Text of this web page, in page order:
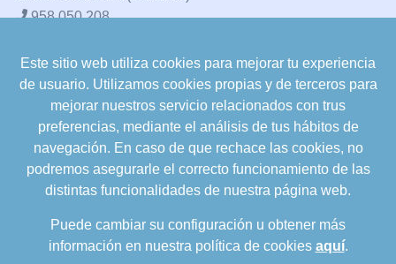
958 050 208
formacion@cualifica2.es
SEDE POZO ALCÓN
Pol. Ind. "La Asomadilla",
Nave 5-6 y anexos
23485 Pozo Alcón (Jaén)
958 050 208
958 991 970
Este sitio web utiliza cookies para mejorar tu experiencia
de usuario. Utilizamos cookies propias y de terceros para
mejorar nuestros servicio relacionados con trus
preferencias, mediante el análisis de tus hábitos de
navegación. En caso de que rechace las cookies, no
podremos asegurarle el correcto funcionamiento de las
distintas funcionalidades de nuestra página web.
Puede cambiar su configuración u obtener más
información en nuestra política de cookies aquí.